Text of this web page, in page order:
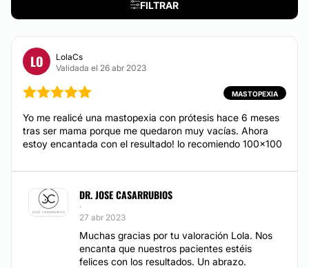
Lipofilling
Lipoescultura
Lipedema
Desde 5.900 €
Ginecomastia
Desde 3.900 €
CIRUGÍA ÍNTIMA
Labioplastia
DERMATOLOGÍA
FILTRAR
LO
LolaCs
Validada el 26 abr 2023
MASTOPEXIA
Yo me realicé una mastopexia con prótesis hace 6 meses
tras ser mama porque me quedaron muy vacías. Ahora
estoy encantada con el resultado! lo recomiendo 100x100
DR. JOSE CASARRUBIOS
·
27 abr 2023
Muchas gracias por tu valoración Lola. Nos
encanta que nuestros pacientes estéis
felices con los resultados. Un abrazo.